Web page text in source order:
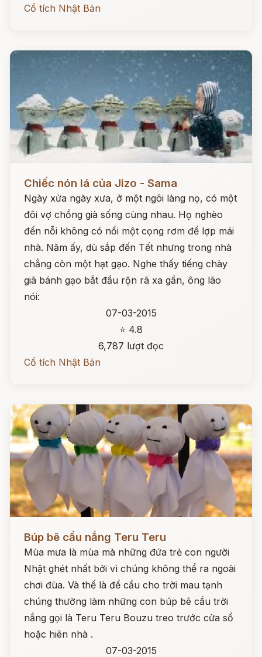
Cổ tích Nhật Bản
Đọc ngay
Chiếc nón lá của Jizo - Sama
Ngày xửa ngày xưa, ở một ngôi làng nọ, có một
đôi vợ chồng già sống cùng nhau. Họ nghèo
đến nỗi không có nổi một cọng rơm để lợp mái
nhà. Năm ấy, dù sắp đến Tết nhưng trong nhà
chẳng còn một hạt gạo. Nghe thấy tiếng chày
giã bánh gạo bắt đầu rộn rã xa gần, ông lão
nói:
07-03-2015
⭐ 4.8
6,787 lượt đọc
Cổ tích Nhật Bản
Búp bê cầu nắng Teru Teru
Mùa mưa là mùa mà những đứa trẻ con người
Nhật ghét nhất bởi vì chúng không thể ra ngoài
chơi đùa. Và thế là để cầu cho trời mau tạnh
chúng thường làm những con búp bê cầu trời
nắng gọi là Teru Teru Bouzu treo trước cửa sổ
hoặc hiên nhà .
07-03-2015